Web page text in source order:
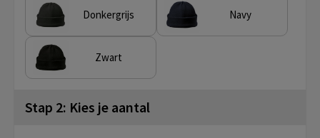
Donkergrijs Navy
Zwart
Stap 2: Kies je aantal